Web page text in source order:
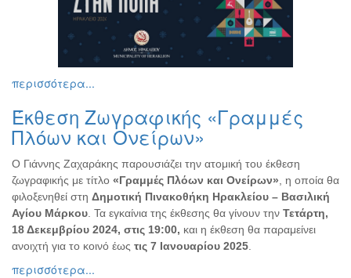
ΑΝΘΕΚΤΙΚΗ
ΠΟΛΗ
περισσότερα...
Έκθεση Ζωγραφικής «Γραμμές
Πλόων και Ονείρων»
Ο Γιάννης Ζαχαράκης παρουσιάζει την ατομική του έκθεση
ζωγραφικής με τίτλο «Γραμμές Πλόων και Ονείρων» , η οποία θα
φιλοξενηθεί στη Δημοτική Πινακοθήκη Ηρακλείου – Βασιλική
Αγίου Μάρκου . Τα εγκαίνια της έκθεσης θα γίνουν την Τετάρτη,
18 Δεκεμβρίου 2024, στις 19:00, και η έκθεση θα παραμείνει
ανοιχτή για το κοινό έως τις 7 Ιανουαρίου 2025
περισσότερα...